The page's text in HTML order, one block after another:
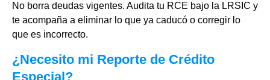
No borra deudas vigentes. Audita tu RCE bajo la LRSIC y
te acompaña a eliminar lo que ya caducó o corregir lo
que es incorrecto.
¿Necesito mi Reporte de Crédito
Especial?